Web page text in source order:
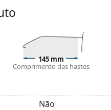
para escolher.
145 mm
Comprimento das hastes
Não